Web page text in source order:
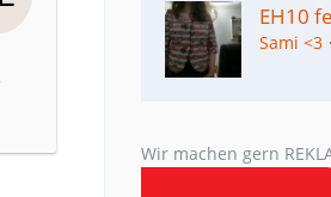
EH10
Sami <3
Wir machen gern